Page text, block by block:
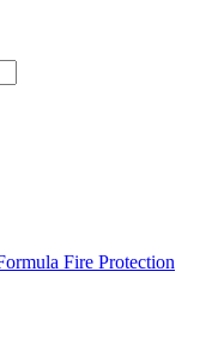
Fire Protection